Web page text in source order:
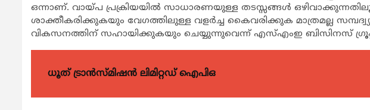
ഒന്നാണ്. വായ്പ പ്രക്രിയയില്‍ സാധാരണയുള്ള തടസ്സങ്ങള്‍
ശാക്തീകരിക്കുകയും വേഗത്തിലുള്ള വളര്‍ച്ച കൈവരിക്കുക മാത്രമല്ല
വികസനത്തിന് സഹായിക്കുകയും ചെയ്യുന്നുവെന്ന് എസ്എംഇ ബിസിനസ്
ധൂത് ട്രാൻസ്മിഷൻ ലിമിറ്റഡ് ഐപിഒ